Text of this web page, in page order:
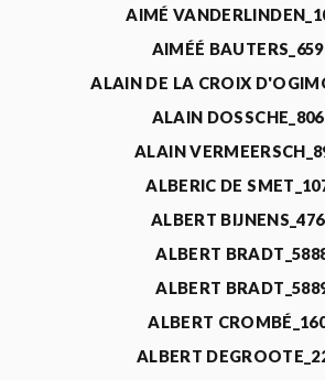
AIMÉ
AIMÉÉ
ALAIN DE LA CROIX
ALAIN
ALAIN
ALBERIC DE
ALBERT
ALBERT
ALBERT
ALBERT
ALBERT